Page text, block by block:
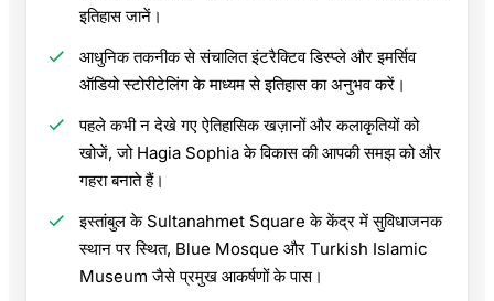
इतिहास जानें।
आधुनिक तकनीक से संचालित इंटरैक्टिव डिस्प्ले और इमर्सिव
ऑडियो स्टोरीटेलिंग के माध्यम से इतिहास का अनुभव करें।
पहले कभी न देखे गए ऐतिहासिक खज़ानों और कलाकृतियों को
खोजें, जो Hagia Sophia के विकास की आपकी समझ को और
गहरा बनाते हैं।
इस्तांबुल के Sultanahmet Square के केंद्र में सुविधाजनक
स्थान पर स्थित, Blue Mosque और Turkish Islamic
Museum जैसे प्रमुख आकर्षणों के पास।